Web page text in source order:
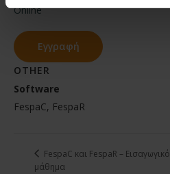
Online
Εγγραφή
OTHER
Software
FespaC, FespaR
FespaC και FespaR – Εισαγωγικό
μάθημα